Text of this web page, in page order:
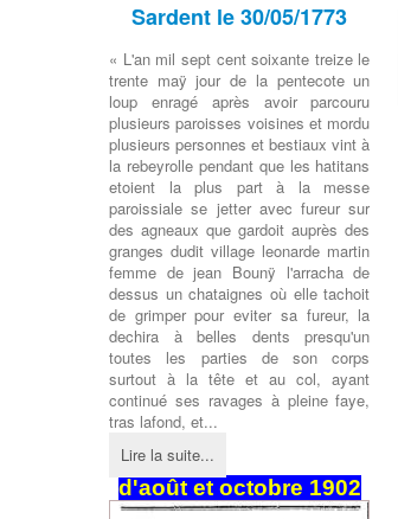
Sardent le 30/05/1773
« L'an mil sept cent soixante treize le
trente maÿ jour de la pentecote un
loup enragé après avoir parcouru
plusieurs paroisses voisines et mordu
plusieurs personnes et bestiaux vint à
la rebeyrolle pendant que les hatitans
etoient la plus part à la messe
paroissiale se jetter avec fureur sur
des agneaux que gardoit auprès des
granges dudit village leonarde martin
femme de jean Bounÿ l'arracha de
dessus un chataignes où elle tachoit
de grimper pour eviter sa fureur, la
dechira à belles dents presqu'un
toutes les parties de son corps
surtout à la tête et au col, ayant
continué ses ravages à pleine faye,
tras lafond, et...
Lire la suite...
d'août et octobre 1902